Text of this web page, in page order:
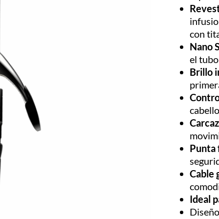
con
Nano
el tubo
Brillo
cabello
Punta
Cable
Ideal